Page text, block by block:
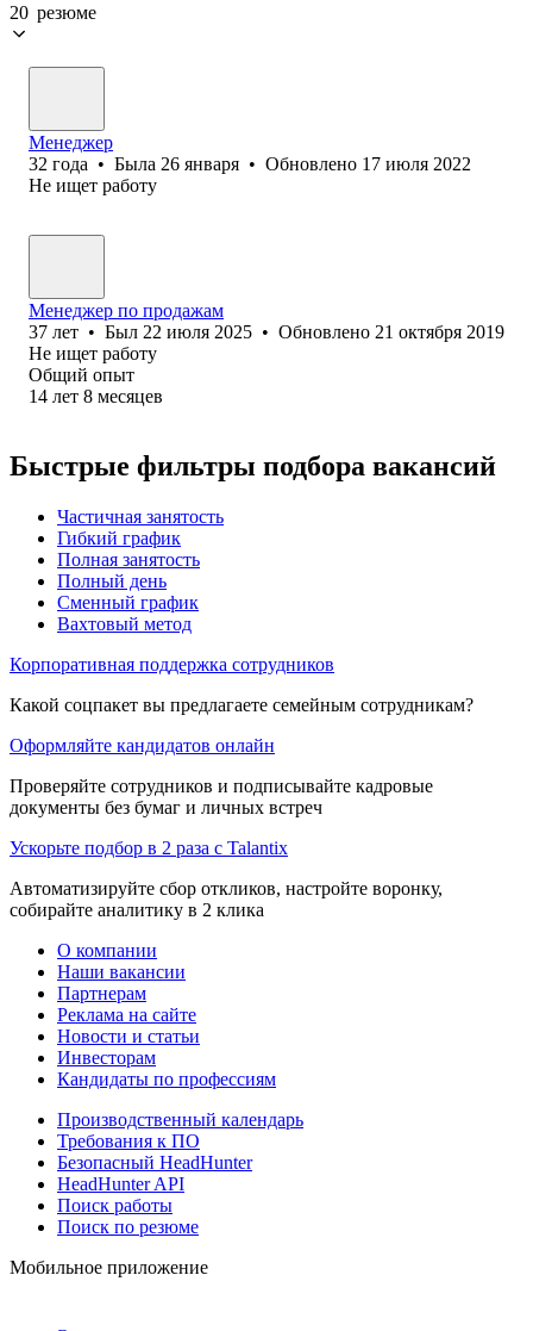
20 резюме
Менеджер
32 года • Была 26 января • Обновлено 17 июля 2022
Не ищет работу
Менеджер по продажам
37 лет • Был 22 июля 2025 • Обновлено 21 октября 2019
Не ищет работу
Общий опыт
14 лет 8 месяцев
Быстрые фильтры подбора вакансий
Частичная занятость
Гибкий график
Полная занятость
Полный день
Сменный график
Вахтовый метод
Корпоративная поддержка сотрудников
Какой соцпакет вы предлагаете семейным сотрудникам?
Оформляйте кандидатов онлайн
Проверяйте сотрудников и подписывайте кадровые
документы без бумаг и личных встреч
Ускорьте подбор в 2 раза с Talantix
Автоматизируйте сбор откликов, настройте воронку,
собирайте аналитику в 2 клика
О компании
Наши вакансии
Партнерам
Реклама на сайте
Новости и статьи
Инвесторам
Кандидаты по профессиям
Производственный календарь
Требования к ПО
Безопасный HeadHunter
HeadHunter API
Поиск работы
Поиск по резюме
Мобильное приложение